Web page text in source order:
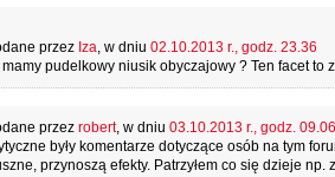
przez Iza, w dniu 02.10.2013 r., godz. 23.36
mamy pudelkowy niusik obyczajowy ? Ten facet
przez robert, w dniu 03.10.2013 r., godz. 09.06
były komentarze dotyczące osób na tym
przynoszą efekty. Patrzyłem co się dzieje